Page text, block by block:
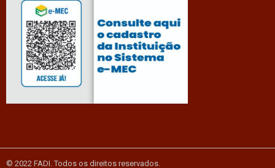
© 2022 FADI. Todos os direitos reservados.